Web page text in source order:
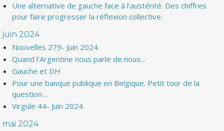
Une alternative de gauche face à l’austérité. Des chiffres
pour faire progresser la réflexion collective.
juin 2024
Nouvelles 279- Juin 2024
Quand l’Argentine nous parle de nous…
Gauche et DH
Pour une banque publique en Belgique. Petit tour de la
question…
Virgule 44- Juin 2024
mai 2024